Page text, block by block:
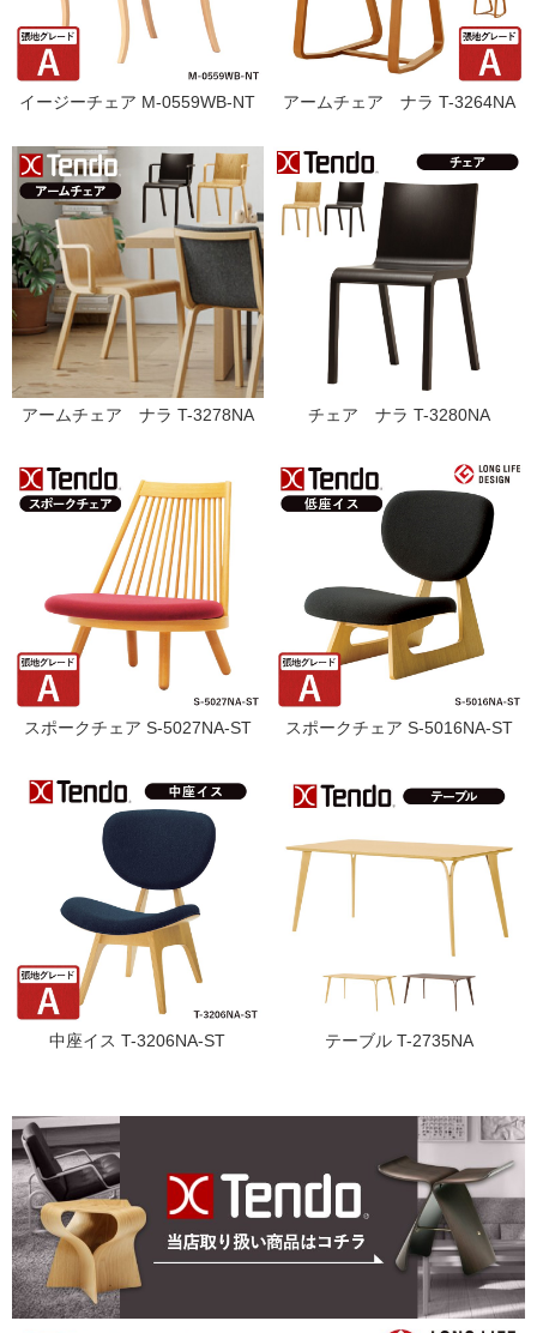
イージーチェア M-0559WB-NT アームチェア ナラ T-3264NA
アームチェア ナラ T-3278NA チェア ナラ T-3280NA
スポークチェア S-5027NA-ST スポークチェア S-5016NA-ST
中座イス T-3206NA-ST テーブル T-2735NA